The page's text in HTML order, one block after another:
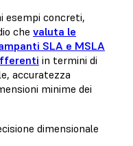
esempi concreti,
che valuta le
SLA e MSLA
in termini di
accuratezza
minime dei
dimensionale